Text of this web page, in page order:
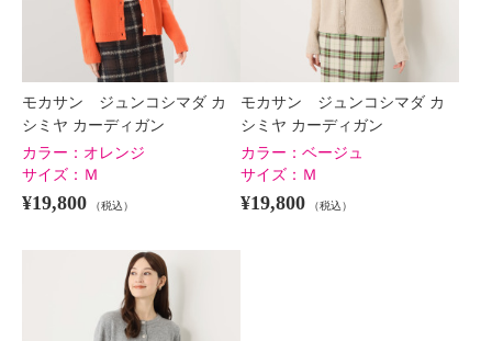
モカサン ジュンコシマダ カ
シミヤ カーディガン
カラー： オレンジ
サイズ： Ｍ
¥19,800 （税込）
モカサン ジュンコシマダ カ
シミヤ カーディガン
カラー： ベージュ
サイズ： Ｍ
¥19,800 （税込）